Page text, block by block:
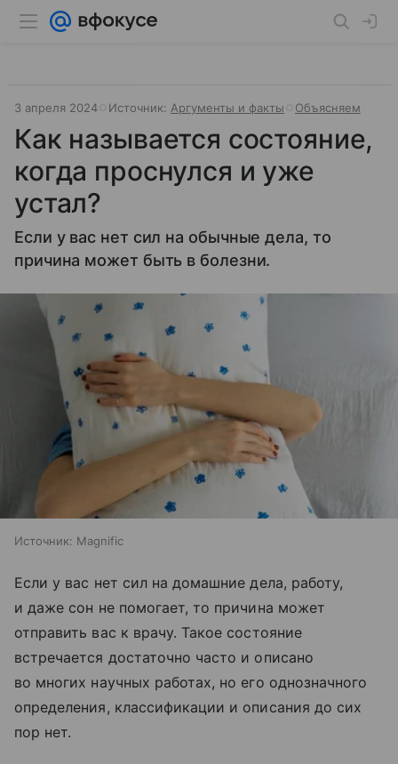
3 апреля 2024 Источник: Аргументы и факты Объясняем
Как называется состояние,
когда проснулся и уже
устал?
Если у вас нет сил на обычные дела, то
причина может быть в болезни.
Источник: Magnific
Если у вас нет сил на домашние дела, работу,
и даже сон не помогает, то причина может
отправить вас к врачу. Такое состояние
встречается достаточно часто и описано
во многих научных работах, но его однозначного
определения, классификации и описания до сих
пор нет.